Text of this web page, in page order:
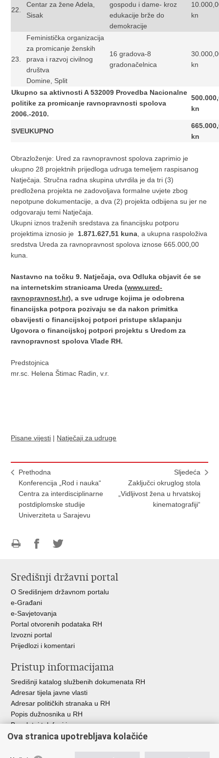
22.
Centar za žene Adela,
Sisak
gospodu i dame- kroz
edukacije brže do
demokracije
kn
23.
Feministička organizacija
za promicanje ženskih
prava i razvoj civilnog
društva
Domine, Split
16 gradova-8
gradonačelnica
kn
Ukupno sa aktivnosti A 532009 Provedba Nacionalne
politike za promicanje ravnopravnosti spolova
2006.-2010.
kn
SVEUKUPNO
kn
Obrazloženje: Ured za ravnopravnost spolova zaprimio je
ukupno 28 projektnih prijedloga udruga temeljem raspisanog
Natječaja. Stručna radna skupina utvrdila je da tri (3)
predložena projekta ne zadovoljava formalne uvjete zbog
nepotpune dokumentacije, a dva (2) projekta odbijena su jer ne
odgovaraju temi Natječaja.
Ukupni iznos traženih sredstava za financijsku potporu
projektima iznosio je
1.871.627,51 kuna , a ukupna raspoloživa
sredstva Ureda za ravnopravnost spolova iznose 665.000,00
kuna.
Nastavno na točku 9. Natječaja, ova Odluka objavit će se
na internetskim stranicama Ureda (www.ured-
ravnopravnost.hr), a sve udruge kojima je odobrena
financijska potpora pozivaju se da nakon primitka
obavijesti o financijskoj potpori pristupe sklapanju
Ugovora o financijskoj potpori projektu s Uredom za
ravnopravnost spolova Vlade RH.
Predstojnica
mr.sc. Helena Štimac Radin, v.r.
Pisane vijesti | Natječaji za udruge
Prethodna
Konferencija „Rod i nauka“
Centra za interdisciplinarne
postdiplomske studije
Univerziteta u Sarajevu
Sljedeća
Zaključci okruglog stola
„Vidljivost žena u hrvatskoj
kinematografiji“
FacebookuTwitteru
Središnji državni portal
O Središnjem državnom portalu
e-Građani
e-Savjetovanja
Portal otvorenih podataka RH
Izvozni portal
Prijedlozi i komentari
Pristup informacijama
Središnji katalog službenih dokumenata RH
Adresar tijela javne vlasti
Adresar političkih stranaka u RH
Popis dužnosnika u RH
Besplatni telefoni javne uprave
Pozivi za žurnu pomoć
Ova stranica upotrebljava kolačiće